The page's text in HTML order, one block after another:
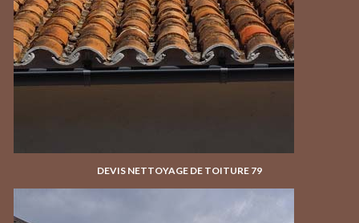
DEVIS NETTOYAGE DE TOITURE 79